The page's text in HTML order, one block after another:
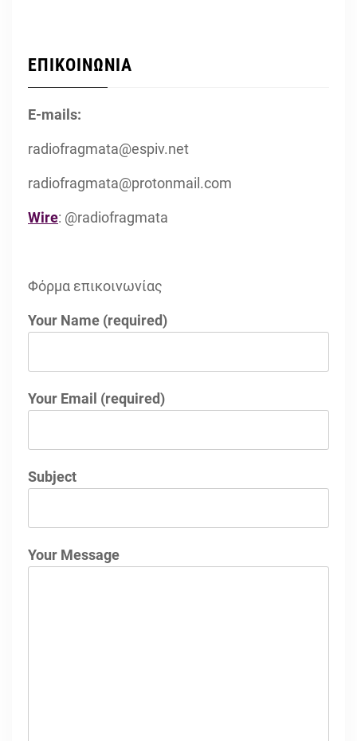
ΕΠΙΚΟΙΝΩΝΙΑ
E-mails:
radiofragmata@espiv.net
radiofragmata@protonmail.com
Wire: @radiofragmata
Φόρμα επικοινωνίας
Your Name (required)
Your Email (required)
Subject
Your Message